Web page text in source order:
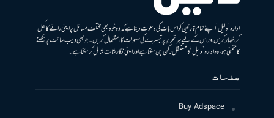
ادارہ ’دلیل‘ اپنے تمام قارئین کو اس بات کی دعوت دیتا ہے کہ وہ خود بھی مختلف مسائل پر اپنی رائے کا کھل
کر اظہار کریں اور اس کے لیے ہر تحریر پر تبصرے کی سہولت کا استعمال کریں۔ جو بھی ویب سائٹ پر لکھنے
کا متمنی ہو، وہ ادارہ ’دلیل‘ کا مستقل رکن بن سکتا ہے اور اپنی نگارشات شامل کرسکتا ہے۔
صفحات
Buy Adspace